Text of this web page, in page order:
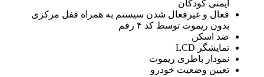
ایمنی کودکان
فعال و غیرفعال شدن سیستم به همراه قفل مرکزی
بدون ریموت توسط کد ۴ رقم
ضد اسکن
نمایشگر LCD
نمودار باطری ریموت
تعیین وضعیت خودرو